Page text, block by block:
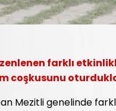
farklı
coşkusunu
Mezitli genelinde